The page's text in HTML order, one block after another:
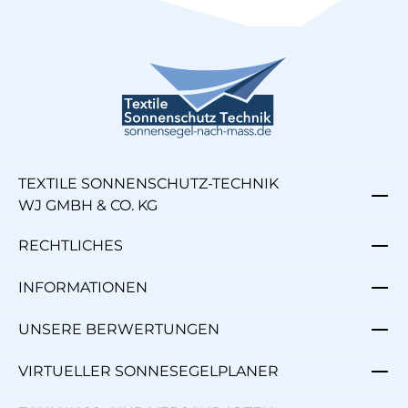
TEXTILE SONNENSCHUTZ-TECHNIK
WJ GMBH & CO. KG
RECHTLICHES
INFORMATIONEN
UNSERE BERWERTUNGEN
VIRTUELLER SONNESEGELPLANER